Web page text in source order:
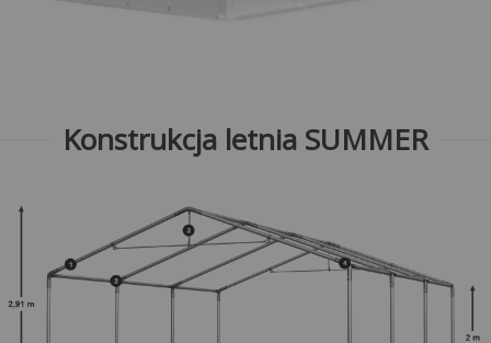
Konstrukcja letnia SUMMER